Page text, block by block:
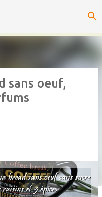
principal
sans oeuf,